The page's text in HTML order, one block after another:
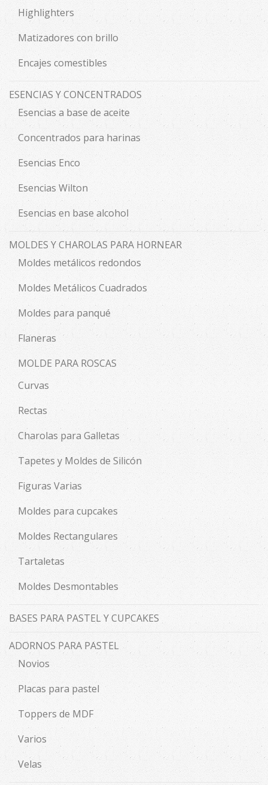
Highlighters
Matizadores con brillo
Encajes comestibles
ESENCIAS Y CONCENTRADOS
Esencias a base de aceite
Concentrados para harinas
Esencias Enco
Esencias Wilton
Esencias en base alcohol
MOLDES Y CHAROLAS PARA HORNEAR
Moldes metálicos redondos
Moldes Metálicos Cuadrados
Moldes para panqué
Flaneras
MOLDE PARA ROSCAS
Curvas
Rectas
Charolas para Galletas
Tapetes y Moldes de Silicón
Figuras Varias
Moldes para cupcakes
Moldes Rectangulares
Tartaletas
Moldes Desmontables
BASES PARA PASTEL Y CUPCAKES
ADORNOS PARA PASTEL
Novios
Placas para pastel
Toppers de MDF
Varios
Velas